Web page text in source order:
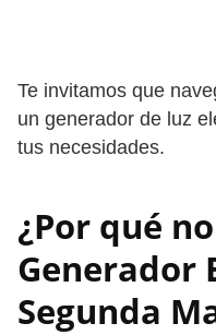
Te invitamos que
un generador de luz
tus necesidades.
¿Por qué
Generador
Segunda